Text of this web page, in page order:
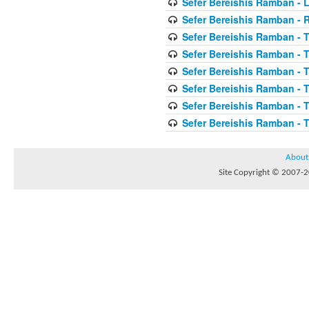
Sefer Bereishis Ramban -
Sefer Bereishis Ramban -
Sefer Bereishis Ramban -
Sefer Bereishis Ramban -
Sefer Bereishis Ramban -
Sefer Bereishis Ramban -
Sefer Bereishis Ramban -
About
Site Copyright © 2007-